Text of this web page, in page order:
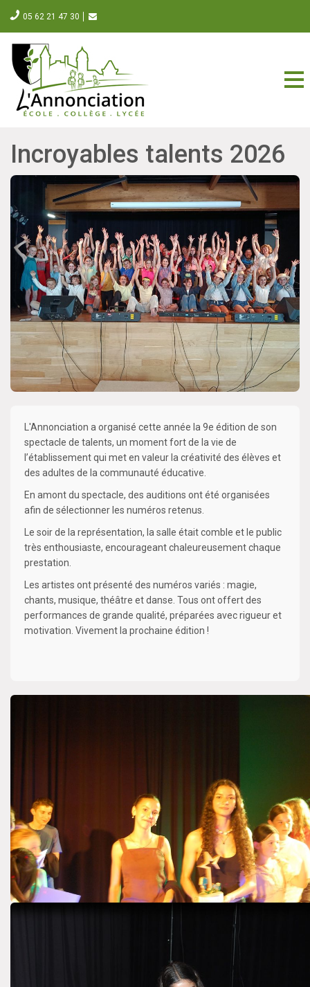
05 62 21 47 30
Incroyables talents 2026
L'Annonciation a organisé cette année la 9e édition de son
spectacle de talents, un moment fort de la vie de
l’établissement qui met en valeur la créativité des élèves et
des adultes de la communauté éducative.
En amont du spectacle, des auditions ont été organisées
afin de sélectionner les numéros retenus.
Le soir de la représentation, la salle était comble et le public
très enthousiaste, encourageant chaleureusement chaque
prestation.
Les artistes ont présenté des numéros variés : magie,
chants, musique, théâtre et danse. Tous ont offert des
performances de grande qualité, préparées avec rigueur et
motivation. Vivement la prochaine édition !